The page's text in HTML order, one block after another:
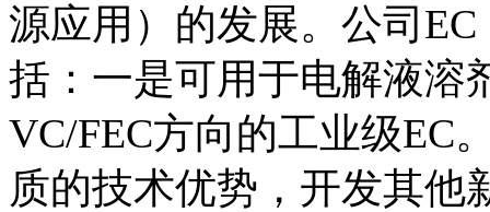
源应用）的发展。公司
括：一是可用于电解液溶
VC/FEC方向的工业级EC
质的技术优势，开发其他